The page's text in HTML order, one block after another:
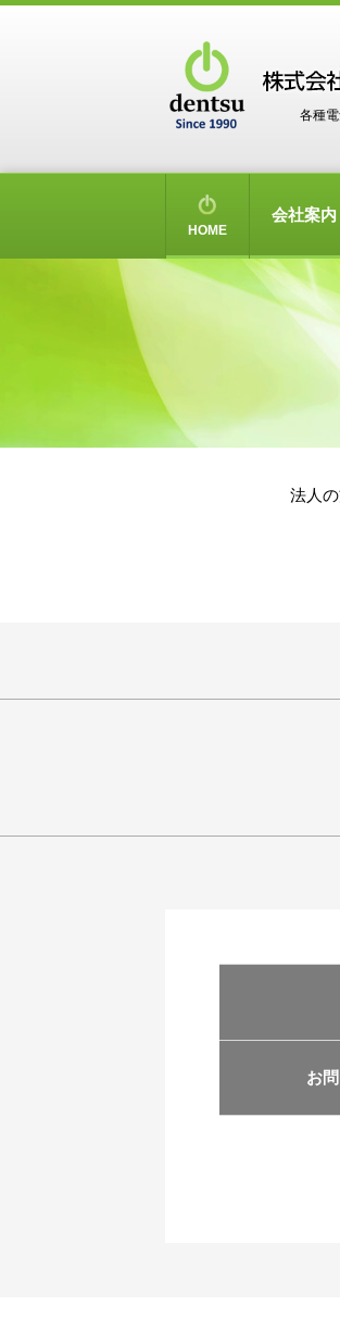
各種
HOME
会社案内
法人
お